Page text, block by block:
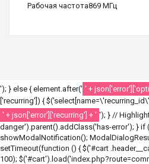
Рабочая частота869 МГц
'); } else { element.after(' ' +
['recurring']) {
' + json['error']['recurring'] + ' '); } //
danger').parent().addClass('has-error'); } if
showModalNotification();
setTimeout(function () { $('#cart
100);